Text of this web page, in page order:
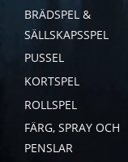
BRÄDSPEL &
SÄLLSKAPSSPEL
PUSSEL
KORTSPEL
ROLLSPEL
FÄRG, SPRAY OCH
PENSLAR